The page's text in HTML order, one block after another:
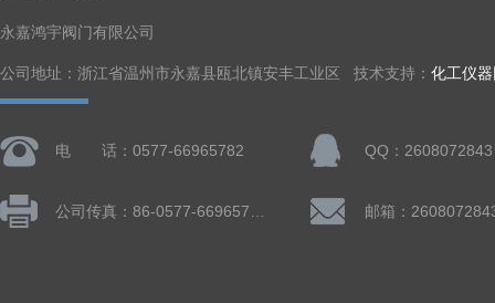
永嘉鸿宇阀门有限公司
公司地址：浙江省温州市永嘉县瓯北镇安丰工业区 技术支持： 化工仪
电 话：0577-66965782 QQ：2608072843
邮箱：